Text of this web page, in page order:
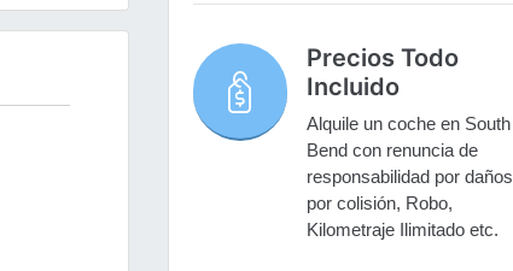
Precios Todo
Incluido
Alquile un coche en South
Bend con renuncia de
responsabilidad por daños
por colisión, Robo,
Kilometraje Ilimitado etc.